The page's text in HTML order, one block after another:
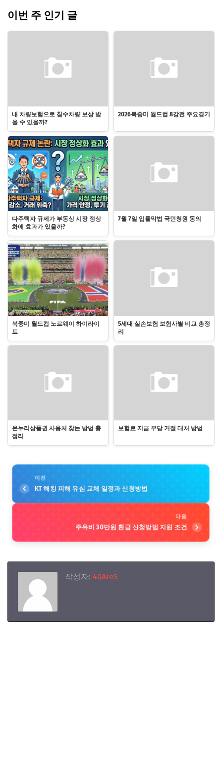
이번 주 인기 글
내 차량보험으로 침수차량 보상 받
을 수 있을까?
2026북중미 월드컵 8강전 주요경기
다주택자 규제가 부동상 시장 정상
화에 효과가 있을까?
7월 7일 입틀막법 국민청원 동의
북중미 월드컵 노르웨이 하이라이
트
5세대 실손보험 보험사별 비교 총정
리
온누리상품권 사용처 찾는 방법 총
정리
보험료 지급 부당 거절 대처 방법
이전
KT 해킹 피해 유심 교체 일정과 신청방법
다음
주유비 30만원 환급 신청방법 지원 조건
작성자: 40AreS